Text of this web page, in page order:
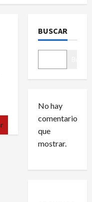
BUSCAR
No hay
comentarios
que
mostrar.